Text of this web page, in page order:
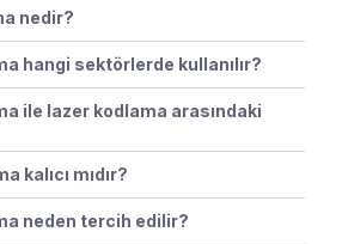
nedir?
hangi sektörlerde kullanılır?
ile lazer kodlama arasındaki
kalıcı mıdır?
neden tercih edilir?